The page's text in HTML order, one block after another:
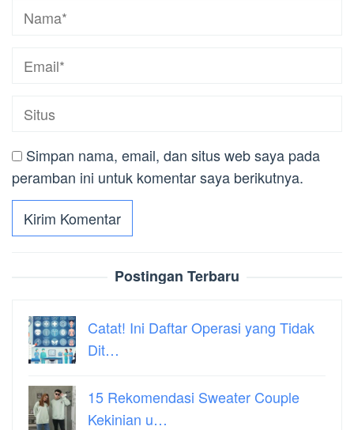
Simpan nama, email, dan situs web saya pada
peramban ini untuk komentar saya berikutnya.
Postingan Terbaru
Catat! Ini Daftar Operasi yang Tidak
Dit…
15 Rekomendasi Sweater Couple
Kekinian u…